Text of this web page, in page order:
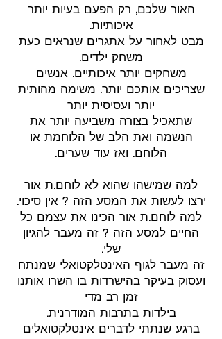
האור שלכם, רק הפעם בעיות יותר
איכותיות.
מבט לאחור על אתגרים שנראים כעת
משחק ילדים.
משחקים יותר איכותיים. אנשים
שצריכים אותכם יותר. משימה מהותית
יותר ועסיסית יותר
שתאכיל בצורה משביעה יותר את
הנשמה ואת הלב של הלוחמת או
הלוחם. ואז עוד שערים.
למה שמישהו שהוא לא לוחם.ת אור
ירצו לעשות את המסע הזה ? אין סיכוי.
למה לוחם.ת אור הכינו את עצמם כל
החיים למסע הזה ? זה מעבר להגיון
שלי.
זה מעבר לגוף האינטלקטואלי שמנתח
ועסוק בעיקר בהישרדות בו השרו אותנו
זמן רב מדי
בילדות בתרבות המודרנית.
ברגע שנתתי לדברים אינטלקטואלים